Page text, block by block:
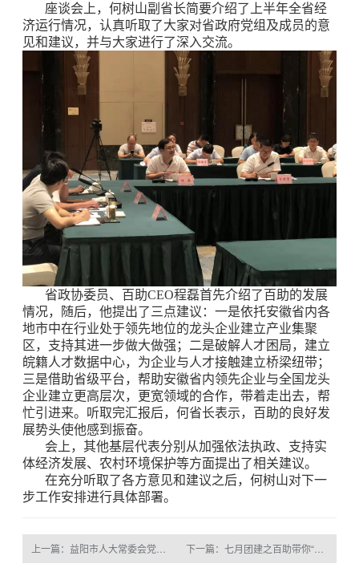
座谈会上，何树山副省长简要介绍了上半年全省经
济运行情况，认真听取了大家对省政府党组及成员的意
见和建议，并与大家进行了深入交流。
省政协委员、百助CEO程磊首先介绍了百助的发展
情况，随后，他提出了三点建议：一是依托安徽省内各
地市中在行业处于领先地位的龙头企业建立产业集聚
区，支持其进一步做大做强；二是破解人才困局，建立
皖籍人才数据中心，为企业与人才接触建立桥梁纽带；
三是借助省级平台，帮助安徽省内领先企业与全国龙头
企业建立更高层次，更宽领域的合作，带着走出去，帮
忙引进来。听取完汇报后，何省长表示，百助的良好发
展势头使他感到振奋。
会上，其他基层代表分别从加强依法执政、支持实
体经济发展、农村环境保护等方面提出了相关建议。
在充分听取了各方意见和建议之后，何树山对下一
步工作安排进行具体部署。
下一篇：七月团建之百助带你“清凉一夏”